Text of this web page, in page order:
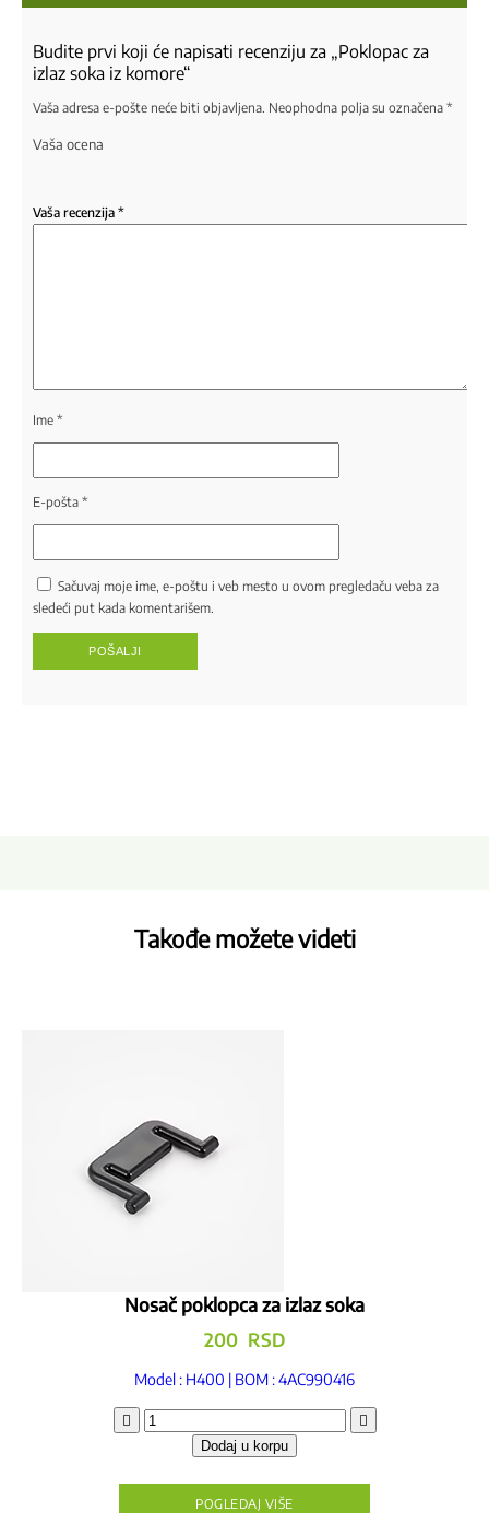
Budite prvi koji će napisati recenziju za „Poklopac za
izlaz soka iz komore“
Vaša adresa e-pošte neće biti objavljena. Neophodna polja su označena *
Vaša ocena
Vaša recenzija *
Ime *
E-pošta *
Sačuvaj moje ime, e-poštu i veb mesto u ovom pregledaču veba za
sledeći put kada komentarišem.
Takođe možete videti
Nosač poklopca za izlaz soka
200 RSD
Model : H400 | BOM : 4AC990416
Nosač
poklopca
izlaz
Dodaj u korpu
POGLEDAJ VIŠE